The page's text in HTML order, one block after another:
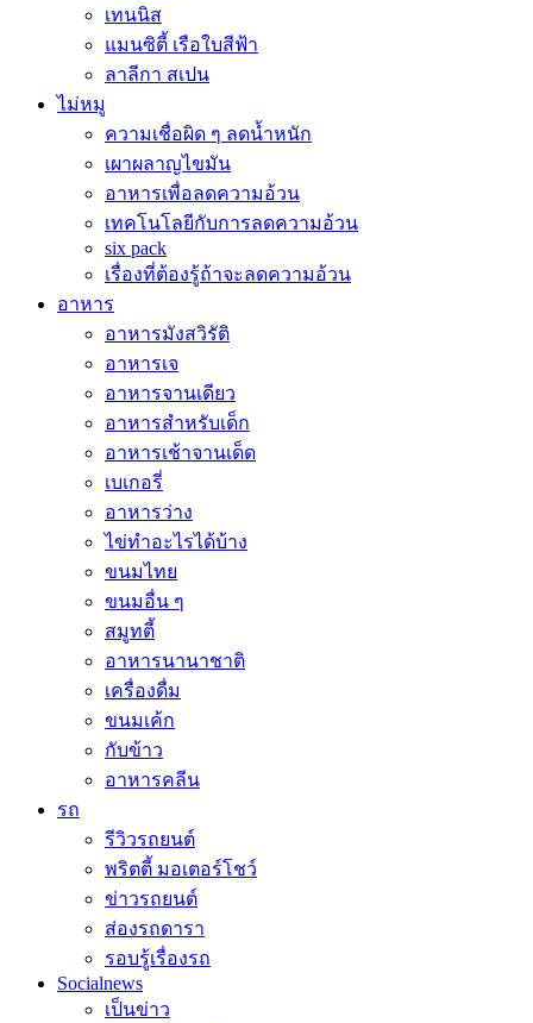
เทนนิส
แมนซิตี้ เรือใบสีฟ้า
ลาลีกา สเปน
ไม่หมู
ความเชื่อผิด ๆ ลดน้ำหนัก
เผาผลาญไขมัน
อาหารเพื่อลดความอ้วน
เทคโนโลยีกับการลดความอ้วน
six pack
เรื่องที่ต้องรู้ถ้าจะลดความอ้วน
อาหาร
อาหารมังสวิรัติ
อาหารเจ
อาหารจานเดียว
อาหารสำหรับเด็ก
อาหารเช้าจานเด็ด
เบเกอรี่
อาหารว่าง
ไข่ทำอะไรได้บ้าง
ขนมไทย
ขนมอื่น ๆ
สมูทตี้
อาหารนานาชาติ
เครื่องดื่ม
ขนมเค้ก
กับข้าว
อาหารคลีน
รถ
รีวิวรถยนต์
พริตตี้ มอเตอร์โชว์
ข่าวรถยนต์
ส่องรถดารา
รอบรู้เรื่องรถ
Socialnews
เป็นข่าว